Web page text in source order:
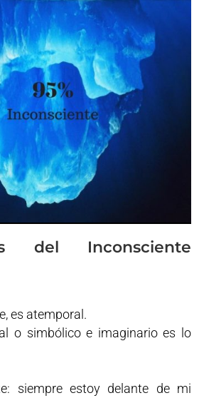
del Inconsciente
es atemporal.
o simbólico e imaginario es lo
siempre estoy delante de mi